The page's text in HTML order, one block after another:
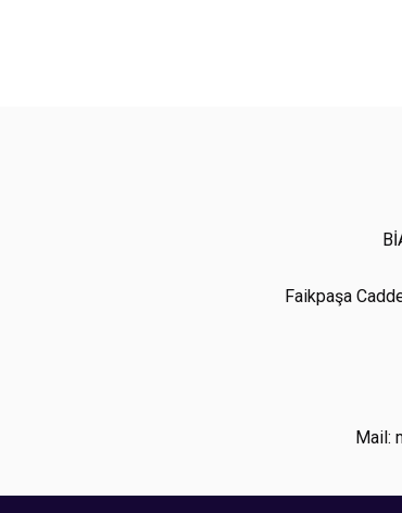
Faikpaşa
Mail: